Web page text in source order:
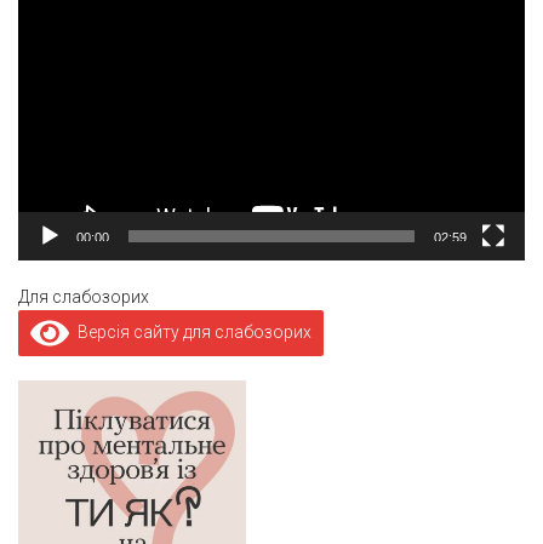
00:00 02:59
Для слабозорих
Версія сайту для слабозорих